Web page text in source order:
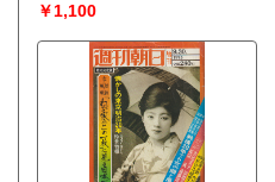
￥1,100